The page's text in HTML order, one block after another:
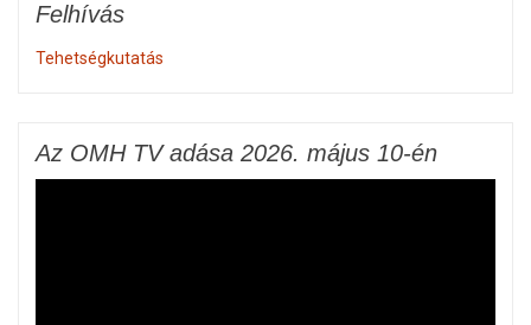
Felhívás
Tehetségkutatás
Az OMH TV adása 2026. május 10-én